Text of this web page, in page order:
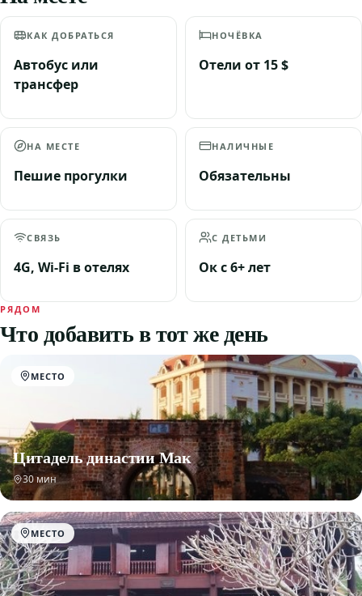
КАК ДОБРАТЬСЯ
Автобус или
трансфер
НОЧЁВКА
Отели от 15 $
НА МЕСТЕ
Пешие прогулки
НАЛИЧНЫЕ
Обязательны
СВЯЗЬ
4G, Wi-Fi в отелях
С ДЕТЬМИ
Ок с 6+ лет
РЯДОМ
Что добавить в тот же день
МЕСТО
Цитадель династии Мак
30 мин
МЕСТО